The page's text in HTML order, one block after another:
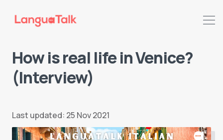
How is real life in Venice?
(Interview)
Last updated: 25 Nov 2021